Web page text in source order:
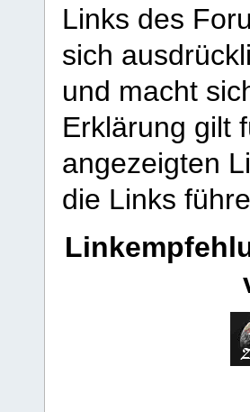
Links des
sich
und macht
Erklärung gilt
angezeigten
die Links